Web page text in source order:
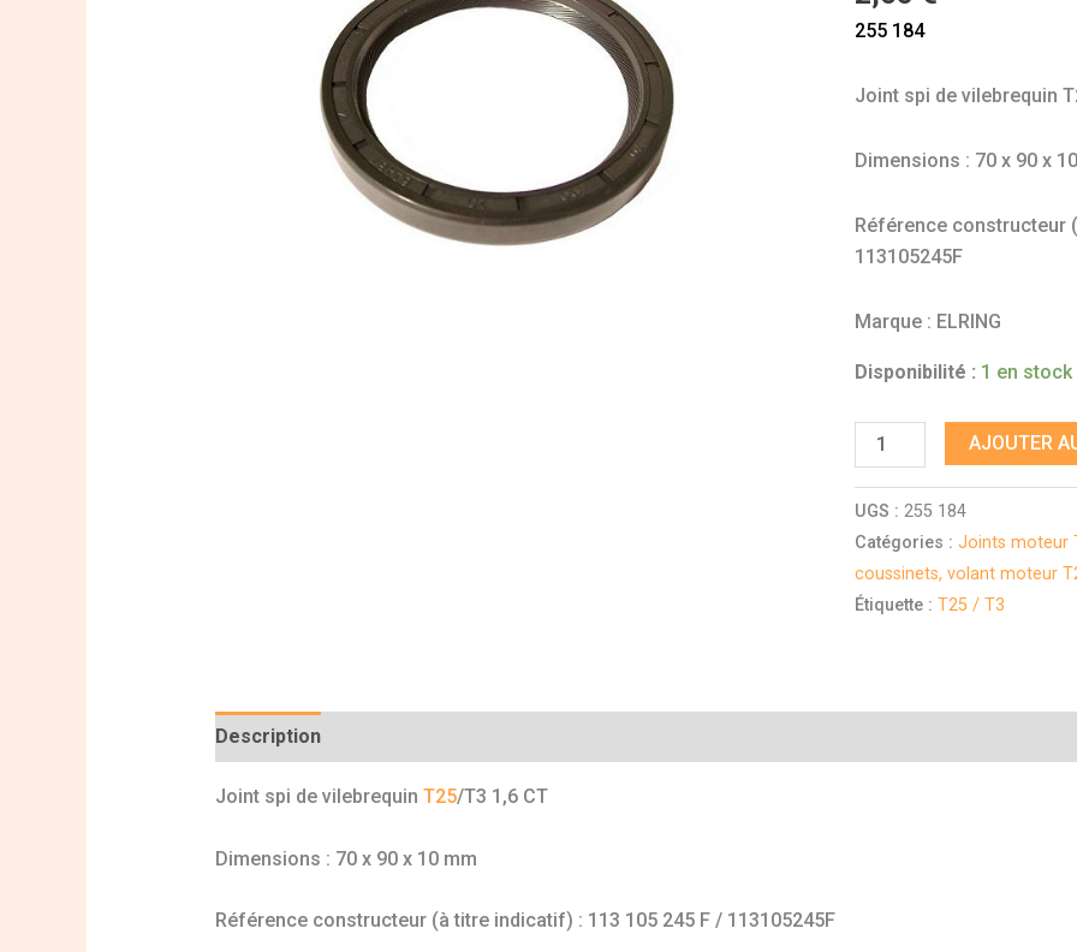
255 184
Joint spi de vilebrequin
Dimensions : 70 x 90 x
Référence constructeur
113105245F
Marque : ELRING
Disponibilité : 1 en
1,6
AJOUTER
UGS :255 184
Catégories :Joints moteur
coussinets, volant moteur
Étiquette :T25 / T3
Description
Joint spi de vilebrequin T25/T3 1,6 CT
Dimensions : 70 x 90 x 10 mm
Référence constructeur (à titre indicatif) : 113 105 245 F / 113105245F